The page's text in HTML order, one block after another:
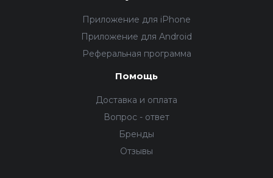
Приложение для iPhone
Приложение для Android
Реферальная программа
Помощь
Доставка и оплата
Вопрос - ответ
Бренды
Отзывы